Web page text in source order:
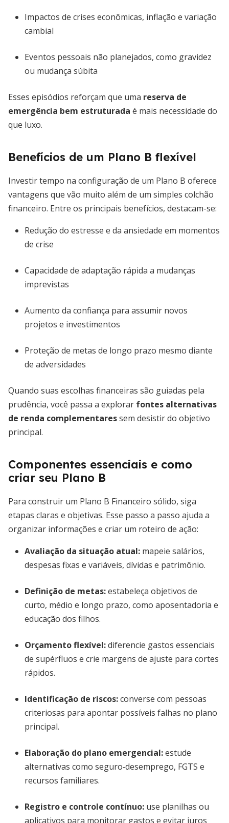
Impactos de crises econômicas, inflação e variação
cambial
Eventos pessoais não planejados, como gravidez
ou mudança súbita
Esses episódios reforçam que uma reserva de
emergência bem estruturada é mais necessidade do
que luxo.
Benefícios de um Plano B flexível
Investir tempo na configuração de um Plano B oferece
vantagens que vão muito além de um simples colchão
financeiro. Entre os principais benefícios, destacam-se:
Redução do estresse e da ansiedade em momentos
de crise
Capacidade de adaptação rápida a mudanças
imprevistas
Aumento da confiança para assumir novos
projetos e investimentos
Proteção de metas de longo prazo mesmo diante
de adversidades
Quando suas escolhas financeiras são guiadas pela
prudência, você passa a explorar fontes alternativas
de renda complementaressem desistir do objetivo
principal.
Componentes essenciais e como
criar seu Plano B
Para construir um Plano B Financeiro sólido, siga
etapas claras e objetivas. Esse passo a passo ajuda a
organizar informações e criar um roteiro de ação:
Avaliação da situação atual: mapeie salários,
despesas fixas e variáveis, dívidas e patrimônio.
Definição de metas:estabeleça objetivos de
curto, médio e longo prazo, como aposentadoria e
educação dos filhos.
Orçamento flexível:diferencie gastos essenciais
de supérfluos e crie margens de ajuste para cortes
rápidos.
Identificação de riscos:converse com pessoas
criteriosas para apontar possíveis falhas no plano
principal.
Elaboração do plano emergencial:estude
alternativas como seguro‐desemprego, FGTS e
recursos familiares.
Registro e controle contínuo: use planilhas ou
aplicativos para monitorar gastos e evitar juros